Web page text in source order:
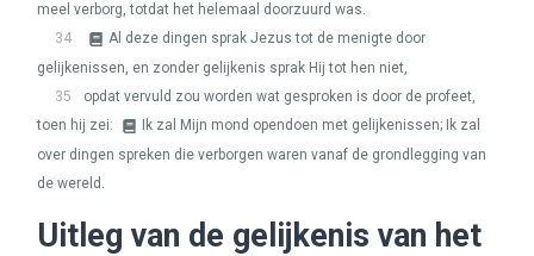
meel verborg, totdat het helemaal doorzuurd was.
34
Al deze dingen sprak Jezus tot de menigte door
gelijkenissen, en zonder gelijkenis sprak Hij tot hen niet,
35
opdat vervuld zou worden wat gesproken is door de profeet,
toen hij zei:
Ik zal Mijn mond opendoen met gelijkenissen; Ik zal
over dingen spreken die verborgen waren vanaf de grondlegging van
de wereld.
Uitleg van de gelijkenis van het